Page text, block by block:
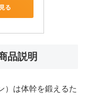
る
品説明
）は体幹を鍛えるた